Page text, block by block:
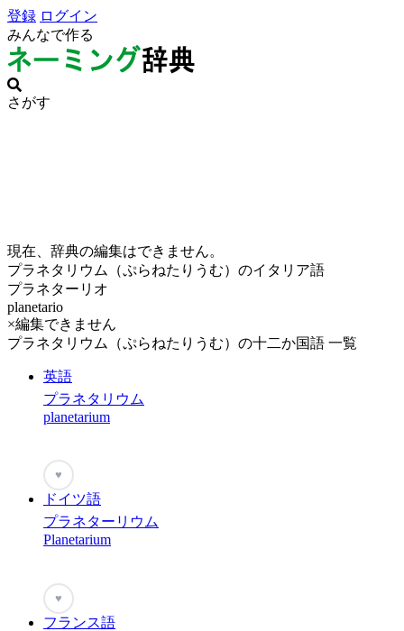
登録 ログイン
みんなで作る
さがす
現在、辞典の編集はできません。
プラネタリウム（ぷらねたりうむ）のイタリア語
プラネターリオ
planetario
×編集できません
プラネタリウム（ぷらねたりうむ）の十二か国語 一覧
英語
プラネタリウム
planetarium
♥
ドイツ語
プラネターリウム
Planetarium
♥
フランス語